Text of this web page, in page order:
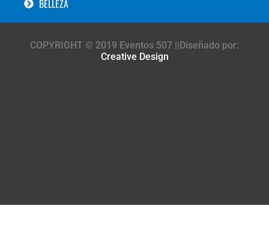
BELLEZA
COPYRIGHT © 2019 Eventos 507 ||Diseñado por:
Creative Design